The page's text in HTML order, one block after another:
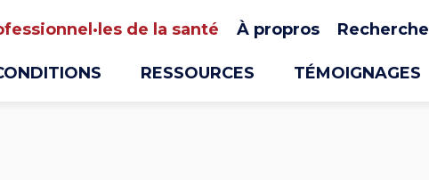
de la santé À propros Recherche
RESSOURCES TÉMOIGNAGES